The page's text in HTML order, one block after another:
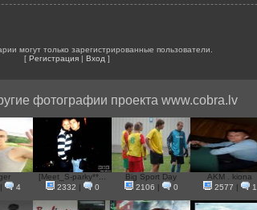
могут только зарегистрированные пользователи.
[ Регистрация Вход ]
фотографии проекта www.cobra.lv
4
[Meet_S-parky**...
2332
0
Big Sport Day
2106
0
AKM . kiona
2577
1